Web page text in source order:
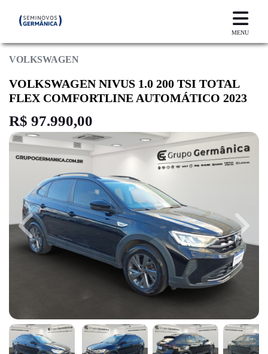
MENU
VOLKSWAGEN
VOLKSWAGEN NIVUS 1.0 200 TSI TOTAL
FLEX COMFORTLINE AUTOMÁTICO 2023
R$ 97.990,00
Previous Next